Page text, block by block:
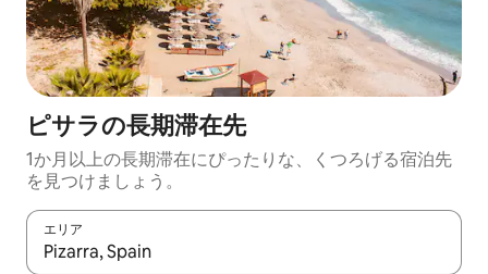
ピサラの長期滞在先
1か月以上の長期滞在にぴったりな、くつろげる宿泊先
を見つけましょう。
エリア
検索結果が表示されたら、上下の矢印キーを使って移動するか